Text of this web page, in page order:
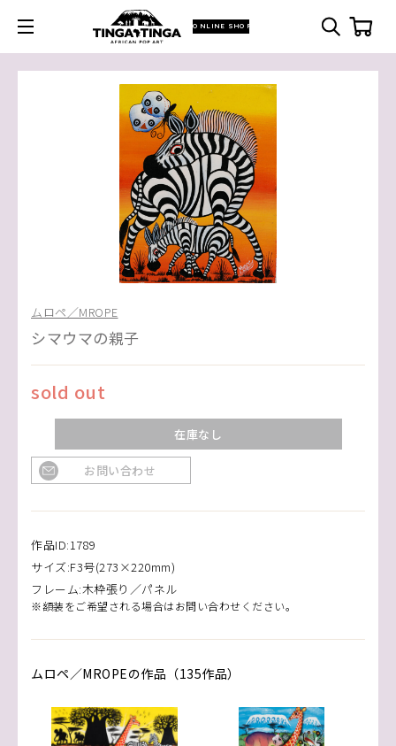
ONLINE SHOP
ムロペ／MROPE
シマウマの親子
sold out
在庫なし
お問い合わせ
作品ID:1789
サイズ:F3号(273×220mm)
フレーム:木枠張り／パネル
※額装をご希望される場合はお問い合わせください。
ムロペ／MROPEの作品（135作品）